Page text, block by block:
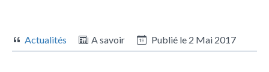
Actualités A savoir Publié le 2 Mai 2017